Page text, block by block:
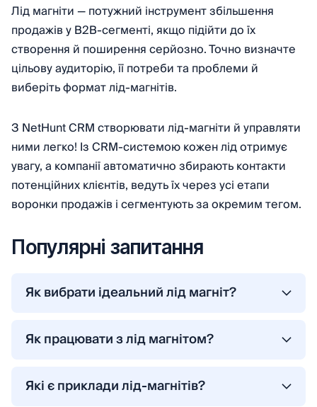
Лід магніти — потужний інструмент збільшення
продажів у B2B-сегменті, якщо підійти до їх
створення й поширення серйозно. Точно визначте
цільову аудиторію, її потреби та проблеми й
виберіть формат лід-магнітів.
З NetHunt CRM створювати лід-магніти й управляти
ними легко! Із CRM-системою кожен лід отримує
увагу, а компанії автоматично збирають контакти
потенційних клієнтів, ведуть їх через усі етапи
воронки продажів і сегментують за окремим тегом.
Популярні запитання
Як вибрати ідеальний лід магніт?
найкраще задовольнити її потреби. Розгляньте
різні формати лід-магнітів: шаблони, чеклісти,
пробну консультацію. Виберіть той, що
Як працювати з лід магнітом?
створіть спеціальну посадкову сторінку для
його просування. Розмістіть форму збирання
Які є приклади лід-магнітів?